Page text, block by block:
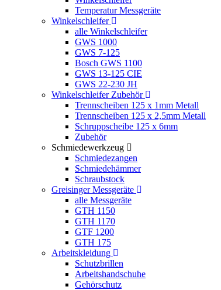
Temperatur Messgeräte
Winkelschleifer
alle Winkelschleifer
GWS 1000
GWS 7-125
Bosch GWS 1100
GWS 13-125 CIE
GWS 22-230 JH
Winkelschleifer Zubehör
Trennscheiben 125 x 1mm Metall
Trennscheiben 125 x 2,5mm Metall
Schruppscheibe 125 x 6mm
Zubehör
Schmiedewerkzeug
Schmiedezangen
Schmiedehämmer
Schraubstock
Greisinger Messgeräte
alle Messgeräte
GTH 1150
GTH 1170
GTF 1200
GTH 175
Arbeitskleidung
Schutzbrillen
Arbeitshandschuhe
Gehörschutz